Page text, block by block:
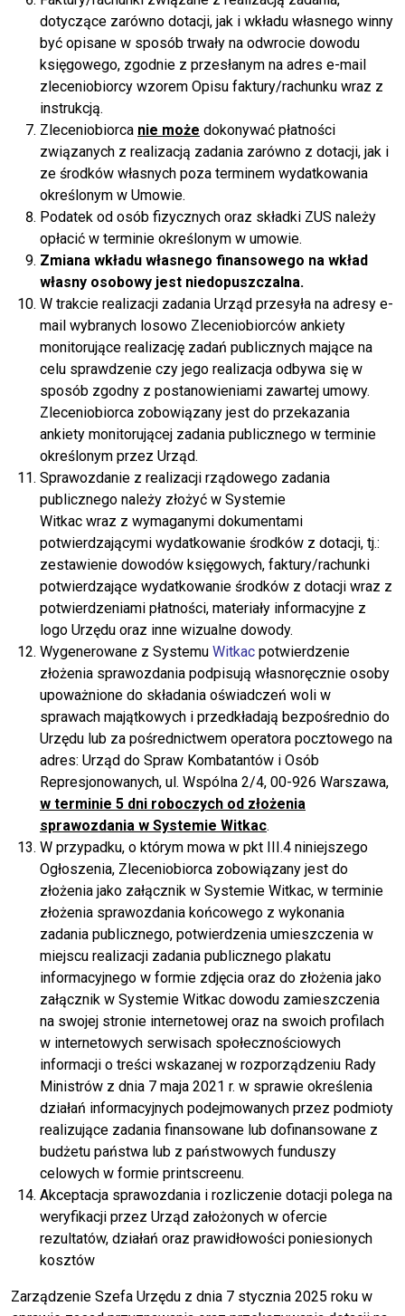
dotyczące zarówno dotacji, jak i wkładu własnego winny
być opisane w sposób trwały na odwrocie dowodu
księgowego, zgodnie z przesłanym na adres e-mail
zleceniobiorcy wzorem Opisu faktury/rachunku wraz z
instrukcją.
Zleceniobiorca nie może dokonywać płatności
związanych z realizacją zadania zarówno z dotacji, jak i
ze środków własnych poza terminem wydatkowania
określonym w Umowie.
Podatek od osób fizycznych oraz składki ZUS należy
opłacić w terminie określonym w umowie.
Zmiana wkładu własnego finansowego na wkład
własny osobowy jest niedopuszczalna.
W trakcie realizacji zadania Urząd przesyła na adresy e-
mail wybranych losowo Zleceniobiorców ankiety
monitorujące realizację zadań publicznych mające na
celu sprawdzenie czy jego realizacja odbywa się w
sposób zgodny z postanowieniami zawartej umowy.
Zleceniobiorca zobowiązany jest do przekazania
ankiety monitorującej zadania publicznego w terminie
określonym przez Urząd.
Sprawozdanie z realizacji rządowego zadania
publicznego należy złożyć w Systemie
Witkac wraz z wymaganymi dokumentami
potwierdzającymi wydatkowanie środków z dotacji, tj.:
zestawienie dowodów księgowych, faktury/rachunki
potwierdzające wydatkowanie środków z dotacji wraz z
potwierdzeniami płatności, materiały informacyjne z
logo Urzędu oraz inne wizualne dowody.
Wygenerowane z Systemu Witkac potwierdzenie
złożenia sprawozdania podpisują własnoręcznie osoby
upoważnione do składania oświadczeń woli w
sprawach majątkowych i przedkładają bezpośrednio do
Urzędu lub za pośrednictwem operatora pocztowego na
adres: Urząd do Spraw Kombatantów i Osób
Represjonowanych, ul. Wspólna 2/4, 00-926 Warszawa,
w terminie 5 dni roboczych od złożenia
sprawozdania w Systemie Witkac.
W przypadku, o którym mowa w pkt III.4 niniejszego
Ogłoszenia, Zleceniobiorca zobowiązany jest do
złożenia jako załącznik w Systemie Witkac, w terminie
złożenia sprawozdania końcowego z wykonania
zadania publicznego, potwierdzenia umieszczenia w
miejscu realizacji zadania publicznego plakatu
informacyjnego w formie zdjęcia oraz do złożenia jako
załącznik w Systemie Witkac dowodu zamieszczenia
na swojej stronie internetowej oraz na swoich profilach
w internetowych serwisach społecznościowych
informacji o treści wskazanej w rozporządzeniu Rady
Ministrów z dnia 7 maja 2021 r. w sprawie określenia
działań informacyjnych podejmowanych przez podmioty
realizujące zadania finansowane lub dofinansowane z
budżetu państwa lub z państwowych funduszy
celowych w formie printscreenu.
Akceptacja sprawozdania i rozliczenie dotacji polega na
weryfikacji przez Urząd założonych w ofercie
rezultatów, działań oraz prawidłowości poniesionych
kosztów
Zarządzenie Szefa Urzędu z dnia 7 stycznia 2025 roku w